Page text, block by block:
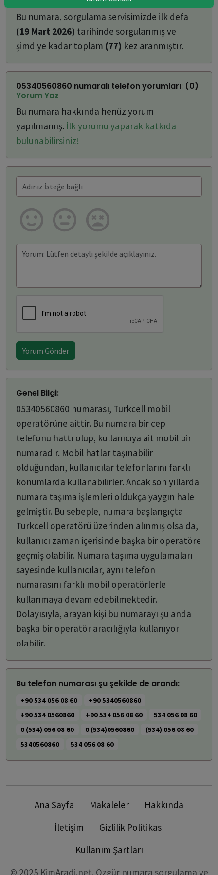
Bu numara, sorgulama servisimizde ilk defa
(19 Mart 2026) tarihinde sorgulanmış ve
şimdiye kadar toplam (77) kez aranmıştır.
05340560860 numaralı telefon yorumları: (0)
Yorum Yaz
Bu numara hakkında henüz yorum
yapılmamış. İlk yorumu yaparak katkıda
bulunabilirsiniz!
Yorum Gönder
Genel Bilgi:
05340560860 numarası, Turkcell mobil
operatörüne aittir. Bu numara bir cep
telefonu hattı olup, kullanıcıya ait mobil bir
numaradır. Mobil hatlar taşınabilir
olduğundan, kullanıcılar telefonlarını farklı
konumlarda kullanabilirler. Ancak son yıllarda
numara taşıma işlemleri oldukça yaygın hale
gelmiştir. Bu sebeple, numara başlangıçta
Turkcell operatörü üzerinden alınmış olsa da,
kullanıcı zaman içerisinde başka bir operatöre
geçmiş olabilir. Numara taşıma uygulamaları
sayesinde kullanıcılar, aynı telefon
numarasını farklı mobil operatörlerle
kullanmaya devam edebilmektedir.
Dolayısıyla, arayan kişi bu numarayı şu anda
başka bir operatör aracılığıyla kullanıyor
olabilir.
Bu telefon numarası şu şekilde de arandı:
+90 534 056 08 60
+90 5340560860
+90 534 0560860
+90 534 056 08 60
534 056 08 60
0 (534) 056 08 60
0 (534)0560860
(534) 056 08 60
5340560860
534 056 08 60
Ana Sayfa Makaleler
Hakkında
İletişim
Gizlilik Politikası
Kullanım Şartları
© 2025 KimAradi.net. Özgür numara sorgulama ve